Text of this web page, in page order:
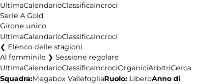
UltimaCalendarioClassificaIncroci
Serie A Gold
Girone unico
UltimaCalendarioClassificaIncroci
Elenco delle stagioni
A1 femminile ❯ Sessione regolare
UltimaCalendarioClassificaIncrociOrganiciArbitriCerca
Squadra:Megabox VallefogliaRuolo: LiberoAnno di